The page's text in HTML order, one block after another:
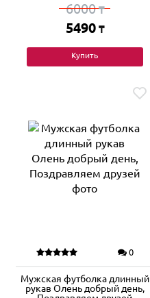
6000₸
5490 ₸
Купить
0
Мужская футболка длинный
рукав Олень добрый день,